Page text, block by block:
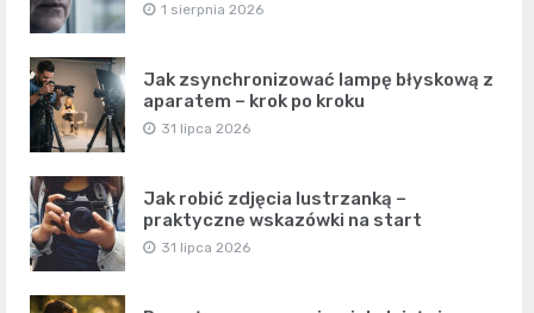
1 sierpnia 2026
Jak zsynchronizować lampę błyskową z
aparatem – krok po kroku
31 lipca 2026
Jak robić zdjęcia lustrzanką –
praktyczne wskazówki na start
31 lipca 2026